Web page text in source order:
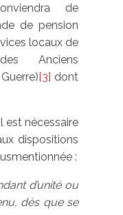
de
de pension
locaux de
Anciens
[3] dont
est nécessaire
dispositions
:
d’unité ou
dès que se